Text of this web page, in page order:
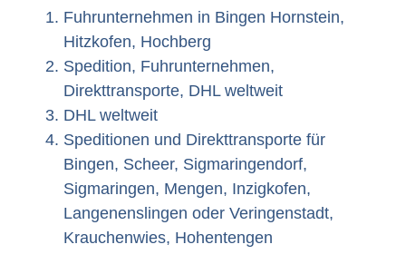
Fuhrunternehmen in Bingen Hornstein,
Hitzkofen, Hochberg
Spedition, Fuhrunternehmen,
Direkttransporte, DHL weltweit
DHL weltweit
Speditionen und Direkttransporte für
Bingen, Scheer, Sigmaringendorf,
Sigmaringen, Mengen, Inzigkofen,
Langenenslingen oder Veringenstadt,
Krauchenwies, Hohentengen